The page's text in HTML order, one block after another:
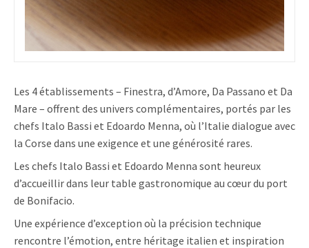
Les 4 établissements – Finestra, d’Amore, Da Passano et Da
Mare – offrent des univers complémentaires, portés par les
chefs Italo Bassi et Edoardo Menna, où l’Italie dialogue avec
la Corse dans une exigence et une générosité rares.
Les chefs Italo Bassi et Edoardo Menna sont heureux
d’accueillir dans leur table gastronomique au cœur du port
de Bonifacio.
Une expérience d’exception où la précision technique
rencontre l’émotion, entre héritage italien et inspiration